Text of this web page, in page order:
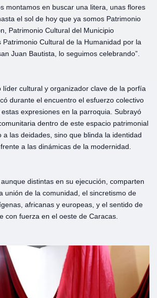
montamos en buscar una litera, unas flores
el sol de hoy que ya somos Patrimonio
Patrimonio Cultural del Municipio
Patrimonio Cultural de la Humanidad por la
Juan Bautista, lo seguimos celebrando”.
líder cultural y organizador clave de la porfía
durante el encuentro el esfuerzo colectivo
expresiones en la parroquia. Subrayó
dentro de este espacio patrimonial
a las deidades, sino que blinda la identidad
a las dinámicas de la modernidad.
distintas en su ejecución, comparten
unión de la comunidad, el sincretismo de
africanas y europeas, y el sentido de
con fuerza en el oeste de Caracas.